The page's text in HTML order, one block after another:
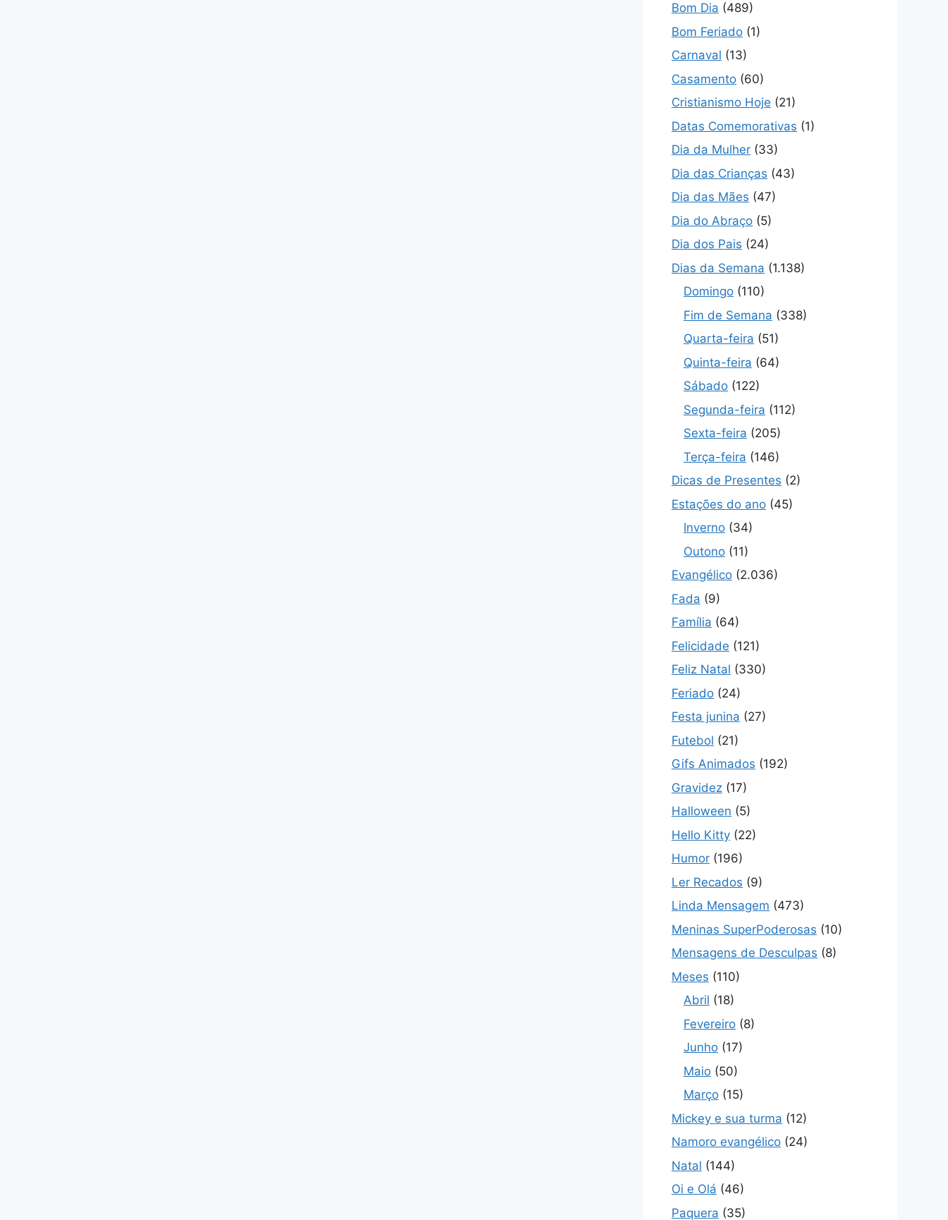
Bom Dia (489)
Bom Feriado (1)
Carnaval (13)
Casamento (60)
Cristianismo Hoje (21)
Datas Comemorativas (1)
Dia da Mulher (33)
Dia das Crianças (43)
Dia das Mães (47)
Dia do Abraço (5)
Dia dos Pais (24)
Dias da Semana (1.138)
Domingo (110)
Fim de Semana (338)
Quarta-feira (51)
Quinta-feira (64)
Sábado (122)
Segunda-feira (112)
Sexta-feira (205)
Terça-feira (146)
Dicas de Presentes (2)
Estações do ano (45)
Inverno (34)
Outono (11)
Evangélico (2.036)
Fada (9)
Família (64)
Felicidade (121)
Feliz Natal (330)
Feriado (24)
Festa junina (27)
Futebol (21)
Gifs Animados (192)
Gravidez (17)
Halloween (5)
Hello Kitty (22)
Humor (196)
Ler Recados (9)
Linda Mensagem (473)
Meninas SuperPoderosas (10)
Mensagens de Desculpas (8)
Meses (110)
Abril (18)
Fevereiro (8)
Junho (17)
Maio (50)
Março (15)
Mickey e sua turma (12)
Namoro evangélico (24)
Natal (144)
Oi e Olá (46)
Paquera (35)